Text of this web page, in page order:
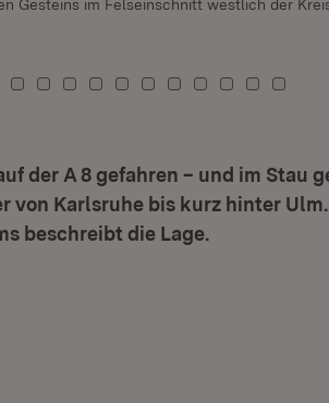
Gesteins im Felseinschnitt westlich der
0 1 2
Kachel: 3
Zu Kachel: 4
Zu Kachel: 5
Zu Kachel: 6
Zu Kachel: 7
Zu Kachel: 8
Zu Kachel: 9
Zu Kachel: 10
Zu Kachel: 11
Zu Kachel:
Zu Zu
der A 8 gefahren – und im Stau
von Karlsruhe bis kurz hinter
beschreibt die Lage.